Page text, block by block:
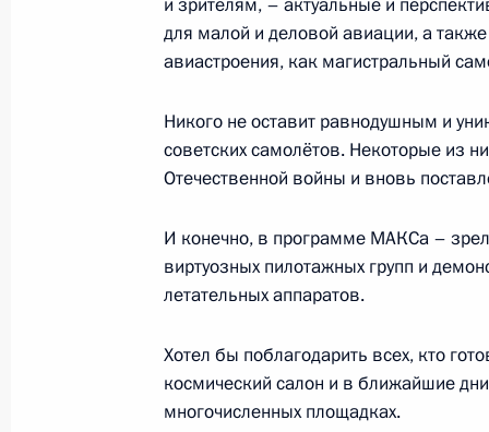
Встреча с губернатором Тверской
25 июня 2019 года, 14:35
Перечень поручений по
законодательства и решений
компонентной базы
21 июня 2019 года, 19:20
Рабочая встреча с Министром
Денисом Мантуровым
для малой и деловой авиации, а
авиастроения, как магистральный
Никого не оставит равнодушным и
советских самолётов. Некоторые из
Отечественной войны и вновь
И конечно, в программе МАКСа –
виртуозных пилотажных групп и
летательных аппаратов.
Хотел бы поблагодарить всех, кто
космический салон и в ближайшие
многочисленных площадках.